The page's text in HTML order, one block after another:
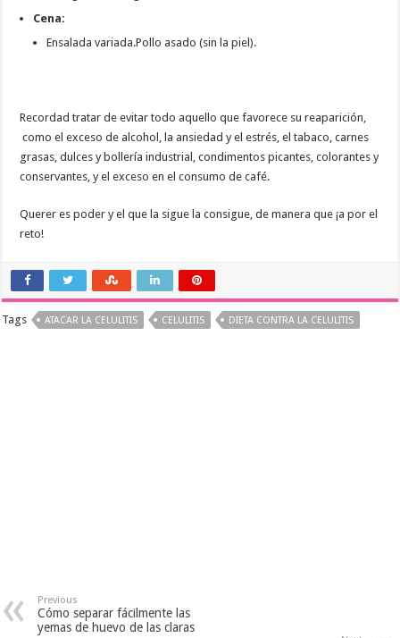
Cena:
Ensalada variada.Pollo asado (sin la piel).
Recordad tratar de evitar todo aquello que favorece su reaparición,
como el exceso de alcohol, la ansiedad y el estrés, el tabaco, carnes
grasas, dulces y bollería industrial, condimentos picantes, colorantes y
conservantes, y el exceso en el consumo de café.
Querer es poder y el que la sigue la consigue, de manera que ¡a por el
reto!
Tags ATACAR LA CELULITIS CELULITIS DIETA CONTRA LA CELULITIS
Previous
Cómo separar fácilmente las
yemas de huevo de las claras